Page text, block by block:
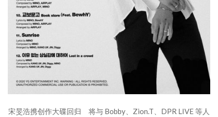
宋旻浩携创作大碟回归 将与 Bobby、Zion.T、DPR LIVE 等人